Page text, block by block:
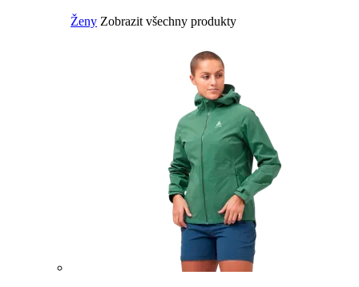
Ženy Zobrazit všechny produkty